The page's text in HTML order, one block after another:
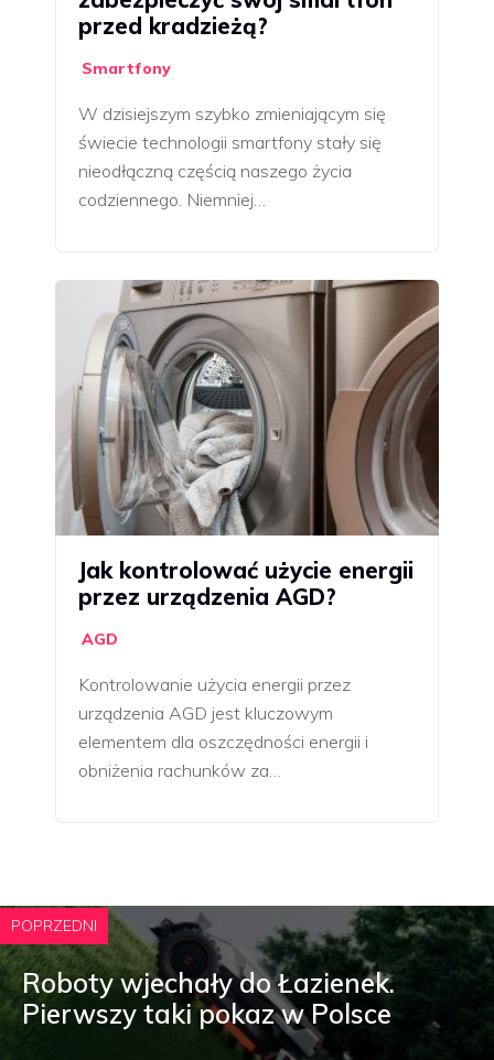
przed kradzieżą?
Smartfony
W dzisiejszym szybko zmieniającym się
świecie technologii smartfony stały się
nieodłączną częścią naszego życia
codziennego. Niemniej…
Jak kontrolować użycie energii
przez urządzenia AGD?
AGD
Kontrolowanie użycia energii przez
urządzenia AGD jest kluczowym
elementem dla oszczędności energii i
obniżenia rachunków za…
POPRZEDNI
Roboty wjechały do Łazienek.
Pierwszy taki pokaz w Polsce